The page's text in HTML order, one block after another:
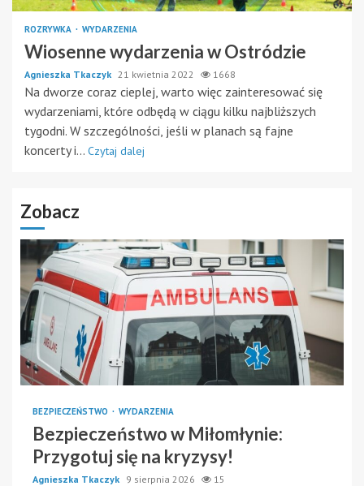
ROZRYWKA WYDARZENIA
Wiosenne wydarzenia w Ostródzie
Agnieszka Tkaczyk 21 kwietnia 2022 1668
Na dworze coraz cieplej, warto więc zainteresować się
wydarzeniami, które odbędą w ciągu kilku najbliższych
tygodni. W szczególności, jeśli w planach są fajne
koncerty i... Czytaj dalej
Zobacz
BEZPIECZEŃSTWO WYDARZENIA
Bezpieczeństwo w Miłomłynie:
Przygotuj się na kryzysy!
Agnieszka Tkaczyk 9 sierpnia 2026 15